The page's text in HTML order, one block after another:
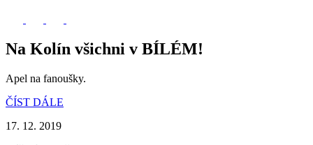
Na Kolín všichni v BÍLÉM!
Apel na fanoušky.
ČÍST DÁLE
17. 12. 2019